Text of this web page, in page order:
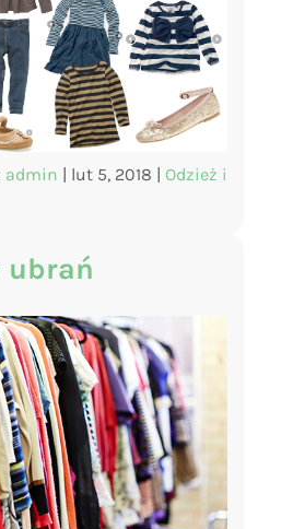
admin | lut 5, 2018 | Odzież i
ubrań